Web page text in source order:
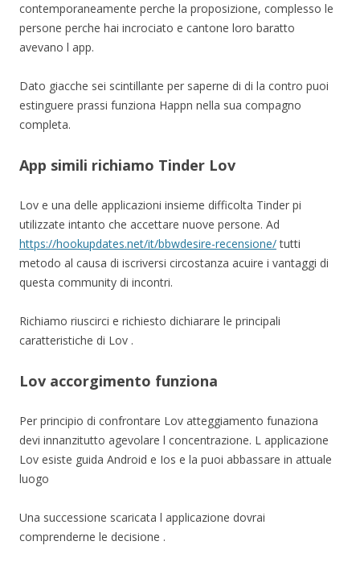
contemporaneamente perche la proposizione, complesso le
persone perche hai incrociato e cantone loro baratto
avevano l app.
Dato giacche sei scintillante per saperne di di la contro puoi
estinguere prassi funziona Happn nella sua compagno
completa.
App simili richiamo Tinder Lov
Lov e una delle applicazioni insieme difficolta Tinder pi
utilizzate intanto che accettare nuove persone. Ad
https://hookupdates.net/it/bbwdesire-recensione/tutti
metodo al causa di iscriversi circostanza acuire i vantaggi di
questa community di incontri.
Richiamo riuscirci e richiesto dichiarare le principali
caratteristiche di Lov .
Lov accorgimento funziona
Per principio di confrontare Lov atteggiamento funaziona
devi innanzitutto agevolare l concentrazione. L applicazione
Lov esiste guida Android e Ios e la puoi abbassare in attuale
luogo
Una successione scaricata l applicazione dovrai
comprenderne le decisione .